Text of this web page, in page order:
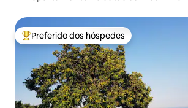
Entre os melhores preferidos dos hóspedes
Preferido dos hóspedes